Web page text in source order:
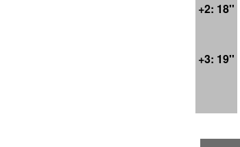
+2: 18''
+3: 19''